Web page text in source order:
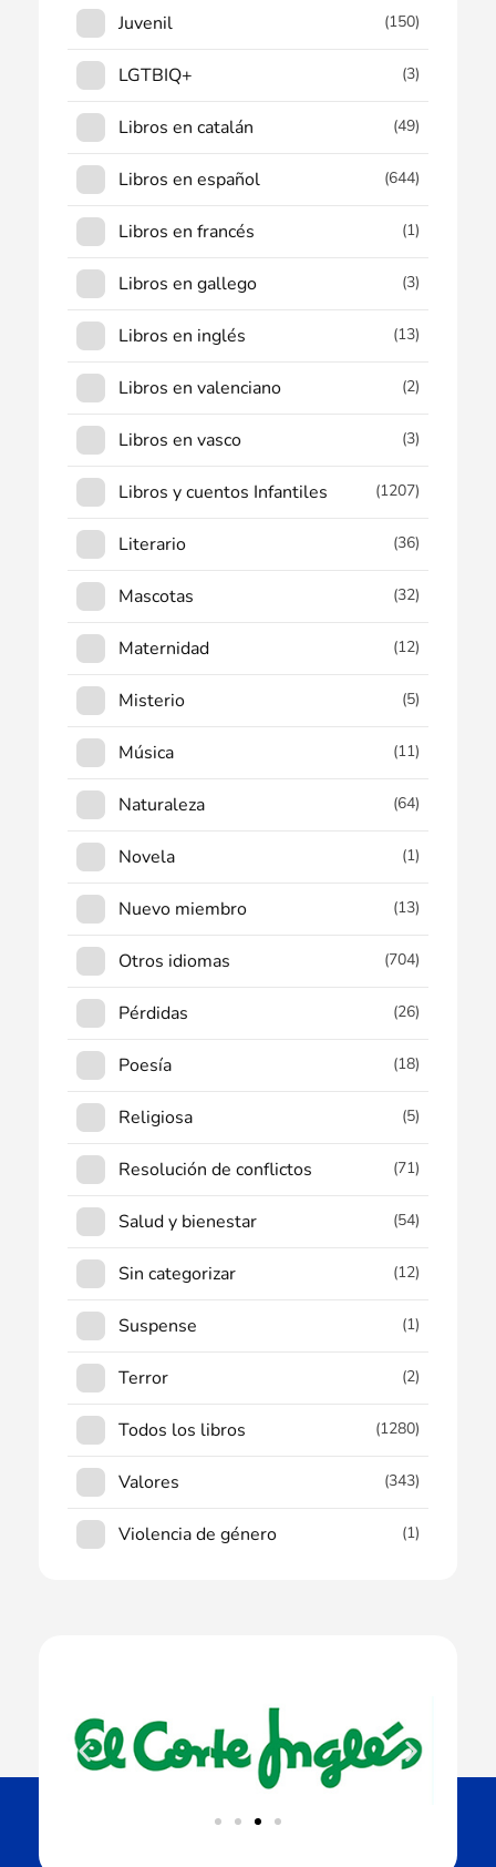
Juvenil (150)
LGTBIQ+ (3)
Libros en catalán (49)
Libros en español (644)
Libros en francés (1)
Libros en gallego (3)
Libros en inglés (13)
Libros en valenciano (2)
Libros en vasco (3)
Libros y cuentos Infantiles (1207)
Literario (36)
Mascotas (32)
Maternidad (12)
Misterio (5)
Música (11)
Naturaleza (64)
Novela (1)
Nuevo miembro (13)
Otros idiomas (704)
Pérdidas (26)
Poesía (18)
Religiosa (5)
Resolución de conflictos (71)
Salud y bienestar (54)
Sin categorizar (12)
Suspense (1)
Terror (2)
Todos los libros (1280)
Valores (343)
Violencia de género (1)